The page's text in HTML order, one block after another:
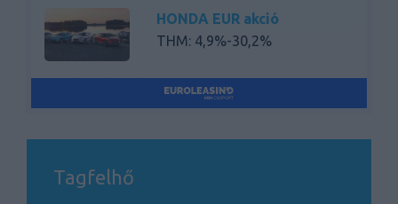
HONDA EUR akció
THM: 4,9%-30,2%
HONDA BASIC
THM: 6,5%-30,2%
Tagfelhő